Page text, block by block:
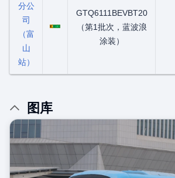
分公
司
（富
山
站）
粤C02215D
GTQ6111BEVBT20
（第1批次，蓝波浪
涂装）
图库